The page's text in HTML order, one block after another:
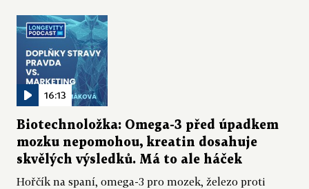
16:13
Biotechnoložka: Omega-3 před úpadkem
mozku nepomohou, kreatin dosahuje
skvělých výsledků. Má to ale háček
Hořčík na spaní, omega-3 pro mozek, železo proti